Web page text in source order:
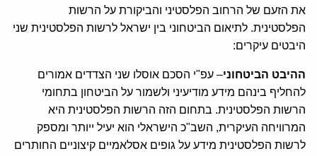
את הזעם של הרחוב הפלסטיני והביקורת על הרשות
הפלסטינית. לתיאום הביטחוני בין ישראל לרשות הפלסטינית שני
היבטים עיקרים:
ההיבט הביטחוני– עפ"י הסכם אוסלו שני הצדדים אמורים
להחליף בינהם מידע מודיעיני ולשמור על הביטחון בתחומי
הרשות הפלסטינית. בתחום הזה הרשות הפלסטינית היא
המרוויחה העיקרית, השב"כ הישראלי הוא יעיל ייותר ומספק
לרשות הפלסטינית מידע על גופים אסלאמיים קיצוניים החותרים